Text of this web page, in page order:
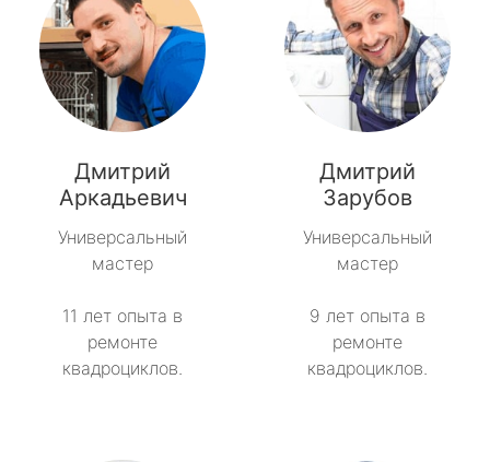
Дмитрий
Аркадьевич
Универсальный
мастер
11 лет опыта в
ремонте
квадроциклов.
Дмитрий
Зарубов
Универсальный
мастер
9 лет опыта в
ремонте
квадроциклов.